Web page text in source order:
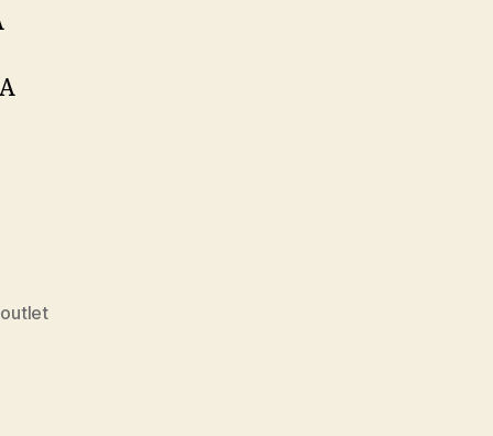
outlet